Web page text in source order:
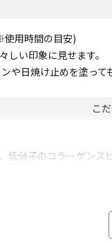
用時間の目安)
い印象に見せます。
日焼け止めを塗って
こ
分子のコラーゲン
ルトリモニウム、